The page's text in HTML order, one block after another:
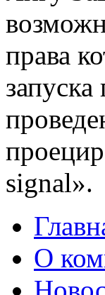
права
signal».
О